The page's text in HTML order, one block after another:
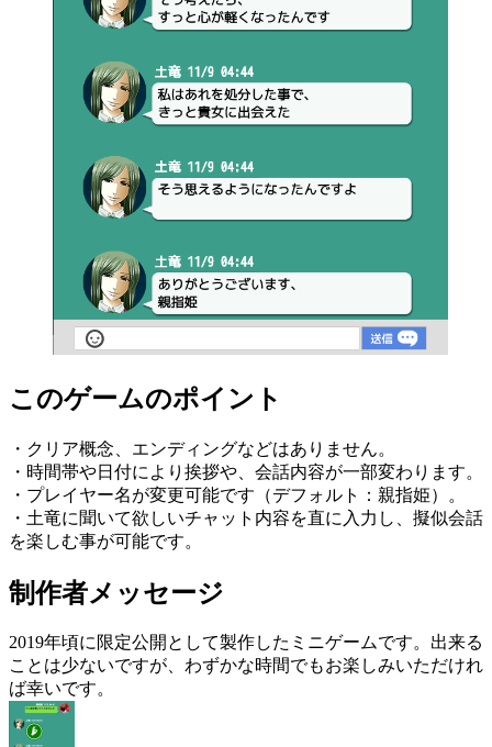
このゲームのポイント
・クリア概念、エンディングなどはありません。
・時間帯や日付により挨拶や、会話内容が一部変わります。
・プレイヤー名が変更可能です（デフォルト：親指姫）。
・土竜に聞いて欲しいチャット内容を直に入力し、擬似会話
を楽しむ事が可能です。
制作者メッセージ
2019年頃に限定公開として製作したミニゲームです。出来る
ことは少ないですが、わずかな時間でもお楽しみいただけれ
ば幸いです。